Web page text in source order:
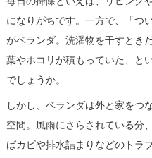
になりがちです。一方で、「つ
がベランダ。洗濯物を干すとき
葉やホコリが積もっていた、と
でしょうか。
しかし、ベランダは外と家をつ
空間。風雨にさらされている分
ばカビや排水詰まりなどのトラ